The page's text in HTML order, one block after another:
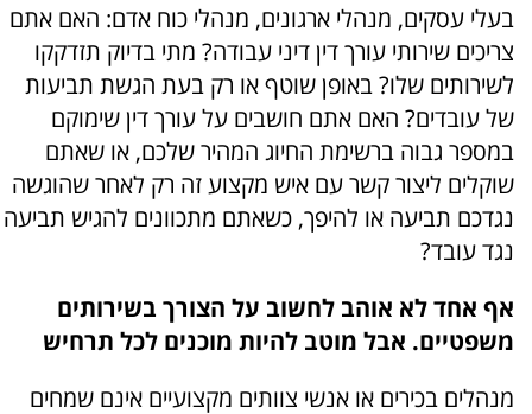
בעלי עסקים, מנהלי ארגונים, מנהלי כוח אדם: האם אתם
צריכים שירותי עורך דין דיני עבודה? מתי בדיוק תזדקקו
לשירותים שלו? באופן שוטף או רק בעת הגשת תביעות
של עובדים? האם אתם חושבים על עורך דין שימוקם
במספר גבוה ברשימת החיוג המהיר שלכם, או שאתם
שוקלים ליצור קשר עם איש מקצוע זה רק לאחר שהוגשה
נגדכם תביעה או להיפך, כשאתם מתכוונים להגיש תביעה
נגד עובד?
אף אחד לא אוהב לחשוב על הצורך בשירותים
משפטיים. אבל מוטב להיות מוכנים לכל תרחיש
מנהלים בכירים או אנשי צוותים מקצועיים אינם שמחים